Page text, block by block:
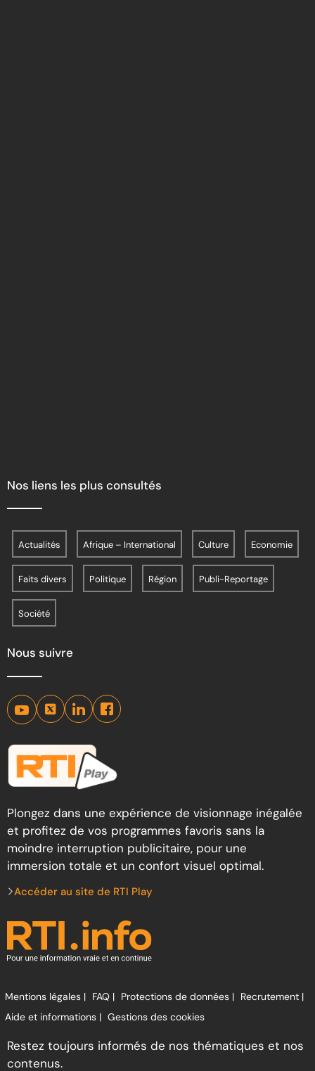
Nos liens les plus consultés
Actualités Afrique – International Culture Economie
Faits divers Politique Région Publi-Reportage
Société
Nous suivre
Plongez dans une expérience de visionnage inégalée
et profitez de vos programmes favoris sans la
moindre interruption publicitaire, pour une
immersion totale et un confort visuel optimal.
Accéder au site de RTI Play
Mentions légales | FAQ | Protections de données | Recrutement |
Aide et informations | Gestions des cookies
Restez toujours informés de nos thématiques et nos
contenus.